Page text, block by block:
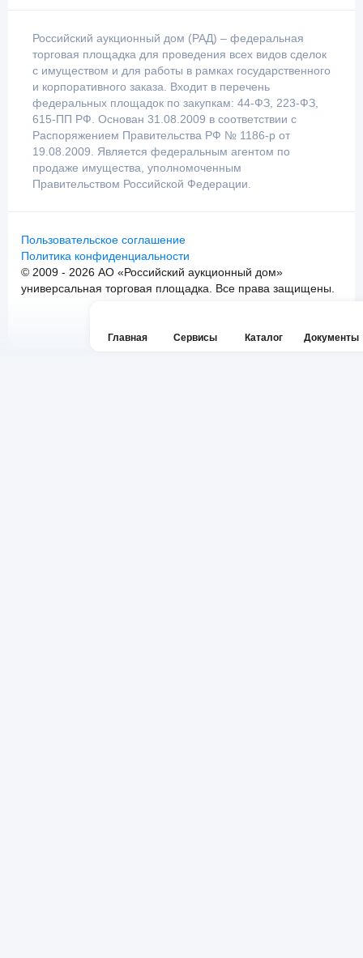
Главная Сервисы Каталог Документы
Российский аукционный дом (РАД) – федеральная
торговая площадка для проведения всех видов сделок
с имуществом и для работы в рамках государственного
и корпоративного заказа. Входит в перечень
федеральных площадок по закупкам: 44-ФЗ, 223-ФЗ,
615-ПП РФ. Основан 31.08.2009 в соответствии с
Распоряжением Правительства РФ № 1186-р от
19.08.2009. Является федеральным агентом по
продаже имущества, уполномоченным
Правительством Российской Федерации.
Пользовательское соглашение
Политика конфиденциальности
© 2009 - 2026 АО «Российский аукционный дом»
универсальная торговая площадка. Все права защищены.